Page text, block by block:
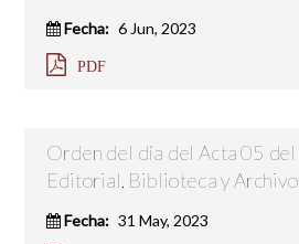
Fecha: 6 Jun, 2023
PDF
Orden del día del Acta 05
Editorial, Biblioteca y Archivo
Fecha: 31 May, 2023